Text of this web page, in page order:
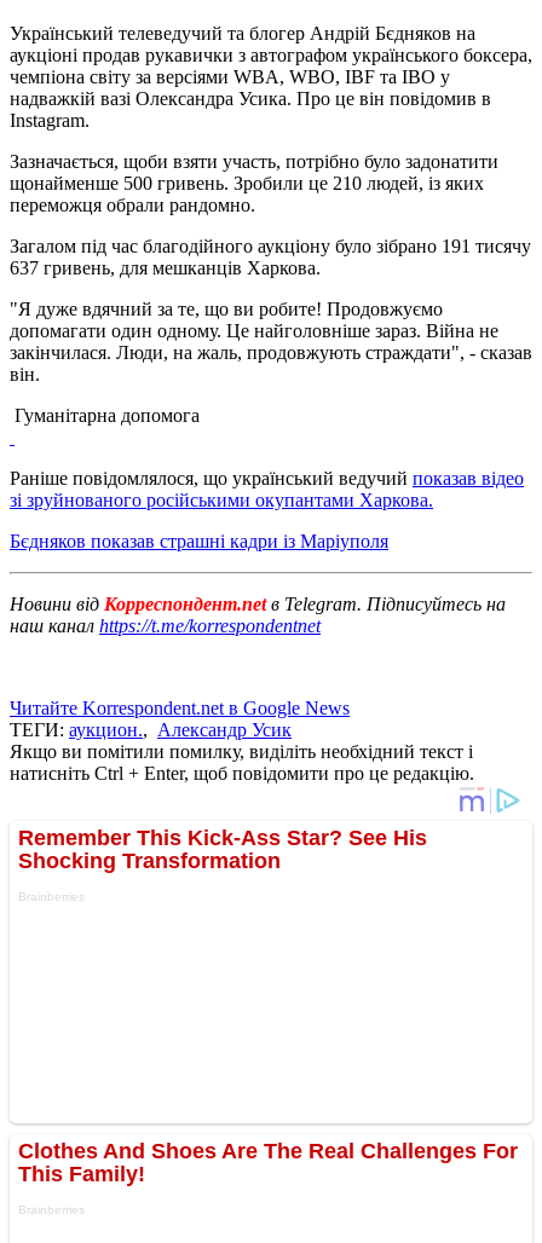
Український телеведучий та блогер Андрій Бєдняков на
аукціоні продав рукавички з автографом українського боксера,
чемпіона світу за версіями WBA, WBO, IBF та IBO у
надважкій вазі Олександра Усика. Про це він повідомив в
Instagram.
Зазначається, щоби взяти участь, потрібно було задонатити
щонайменше 500 гривень. Зробили це 210 людей, із яких
переможця обрали рандомно.
Загалом під час благодійного аукціону було зібрано 191 тисячу
637 гривень, для мешканців Харкова.
"Я дуже вдячний за те, що ви робите! Продовжуємо
допомагати один одному. Це найголовніше зараз. Війна не
закінчилася. Люди, на жаль, продовжують страждати", - сказав
він.
Гуманітарна допомога
Раніше повідомлялося, що український ведучий показав відео
зі зруйнованого російськими окупантами Харкова.
Бєдняков показав страшні кадри із Маріуполя
Новини від Корреспондент.netв Telegram. Підписуйтесь на
наш канал https://t.me/korrespondentnet
Читайте Korrespondent.net в Google News
ТЕГИ: аукцион., Александр Усик
Якщо ви помітили помилку, виділіть необхідний текст і
натисніть Ctrl + Enter, щоб повідомити про це редакцію.